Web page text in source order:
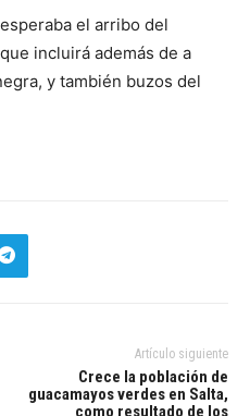
el arribo del
incluirá además de a
y también buzos del
Artículo siguiente
Crece la población de
guacamayos verdes en Salta,
como resultado de los